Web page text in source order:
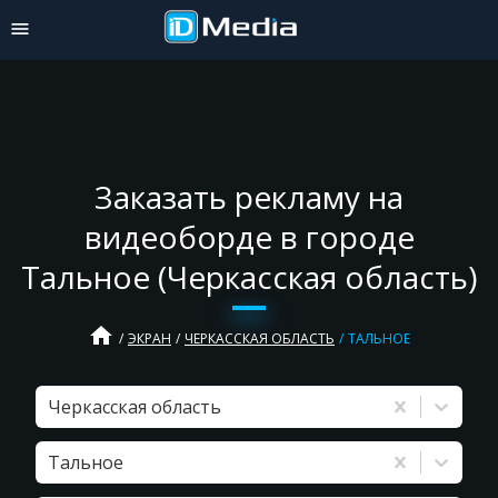
Заказать рекламу на
видеоборде в городе
Тальное (Черкасская область)
home ЭКРАН ЧЕРКАССКАЯ ОБЛАСТЬ ТАЛЬНОЕ
Черкасская область
Тальное